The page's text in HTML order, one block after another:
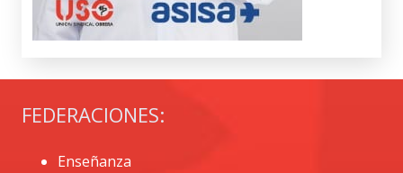
FEDERACIONES:
Enseñanza